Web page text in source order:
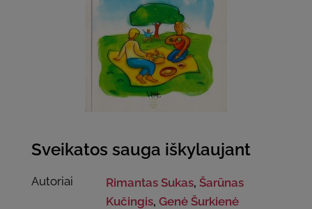
Sveikatos sauga iškylaujant
Autoriai Rimantas Sukas,Šarūnas
Kučingis,Genė Šurkienė